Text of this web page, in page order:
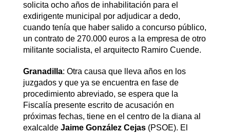
solicita ocho años de inhabilitación para el
exdirigente municipal por adjudicar a dedo,
cuando tenía que haber salido a concurso público,
un contrato de 270.000 euros a la empresa de otro
militante socialista, el arquitecto Ramiro Cuende.
Granadilla: Otra causa que lleva años en los
juzgados y que ya se encuentra en fase de
procedimiento abreviado, se espera que la
Fiscalía presente escrito de acusación en
próximas fechas, tiene en el centro de la diana al
exalcalde Jaime González Cejas (PSOE). El